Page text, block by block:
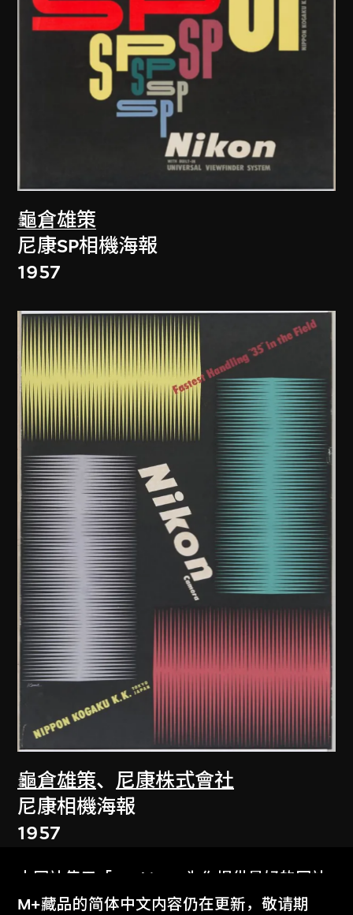
龜倉雄策
尼康SP相機海報
1957
龜倉雄策、 尼康株式會社
尼康相機海報
1957
本网站使用「Cookies」为你提供最好的网站
体验。
M+藏品的简体中文内容仍在更新，敬请期